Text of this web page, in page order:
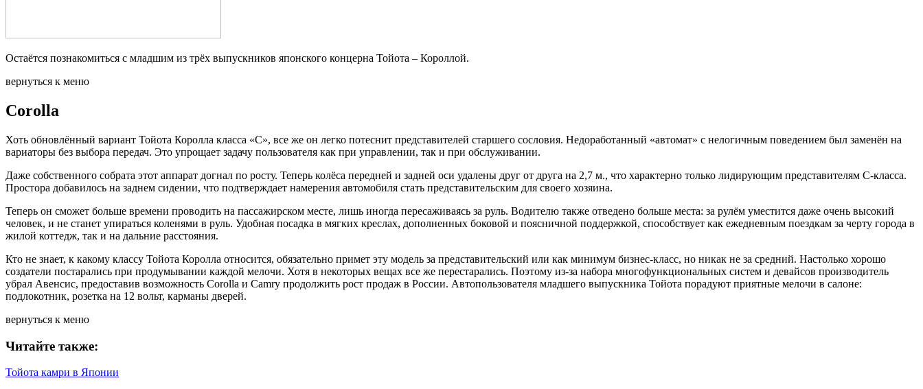
Остаётся познакомиться с младшим из трёх выпускников японского концерна Тойота – Короллой.
вернуться к меню
Corolla
Хоть обновлённый вариант Тойота Королла класса «С», все же он легко потеснит представителей старшего сословия. Недоработанный «автомат» с нелогичным поведением был заменён на
вариаторы без выбора передач. Это упрощает задачу пользователя как при управлении, так и при обслуживании.
Даже собственного собрата этот аппарат догнал по росту. Теперь колёса передней и задней оси удалены друг от друга на 2,7 м., что характерно только лидирующим представителям С-класса.
Простора добавилось на заднем сидении, что подтверждает намерения автомобиля стать представительским для своего хозяина.
Теперь он сможет больше времени проводить на пассажирском месте, лишь иногда пересаживаясь за руль. Водителю также отведено больше места: за рулём уместится даже очень высокий
человек, и не станет упираться коленями в руль. Удобная посадка в мягких креслах, дополненных боковой и поясничной поддержкой, способствует как ежедневным поездкам за черту города в
жилой коттедж, так и на дальние расстояния.
Кто не знает, к какому классу Тойота Королла относится, обязательно примет эту модель за представительский или как минимум бизнес-класс, но никак не за средний. Настолько хорошо
создатели постарались при продумывании каждой мелочи. Хотя в некоторых вещах все же перестарались. Поэтому из-за набора многофункциональных систем и девайсов производитель
убрал Авенсис, предоставив возможность Corolla и Camry продолжить рост продаж в России. Автопользователя младшего выпускника Тойота порадуют приятные мелочи в салоне:
подлокотник, розетка на 12 вольт, карманы дверей.
вернуться к меню
Читайте также:
Тойота камри в Японии